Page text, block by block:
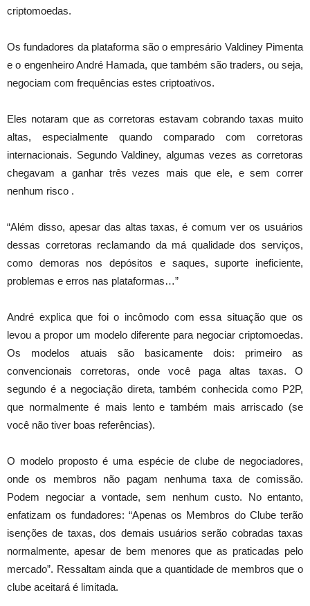
criptomoedas.
Os fundadores da plataforma são o empresário Valdiney Pimenta
e o engenheiro André Hamada, que também são traders, ou seja,
negociam com frequências estes criptoativos.
Eles notaram que as corretoras estavam cobrando taxas muito
altas, especialmente quando comparado com corretoras
internacionais. Segundo Valdiney, algumas vezes as corretoras
chegavam a ganhar três vezes mais que ele, e sem correr
nenhum risco .
“Além disso, apesar das altas taxas, é comum ver os usuários
dessas corretoras reclamando da má qualidade dos serviços,
como demoras nos depósitos e saques, suporte ineficiente,
problemas e erros nas plataformas…”
André explica que foi o incômodo com essa situação que os
levou a propor um modelo diferente para negociar criptomoedas.
Os modelos atuais são basicamente dois: primeiro as
convencionais corretoras, onde você paga altas taxas. O
segundo é a negociação direta, também conhecida como P2P,
que normalmente é mais lento e também mais arriscado (se
você não tiver boas referências).
O modelo proposto é uma espécie de clube de negociadores,
onde os membros não pagam nenhuma taxa de comissão.
Podem negociar a vontade, sem nenhum custo. No entanto,
enfatizam os fundadores: “Apenas os Membros do Clube terão
isenções de taxas, dos demais usuários serão cobradas taxas
normalmente, apesar de bem menores que as praticadas pelo
mercado”. Ressaltam ainda que a quantidade de membros que o
clube aceitará é limitada.